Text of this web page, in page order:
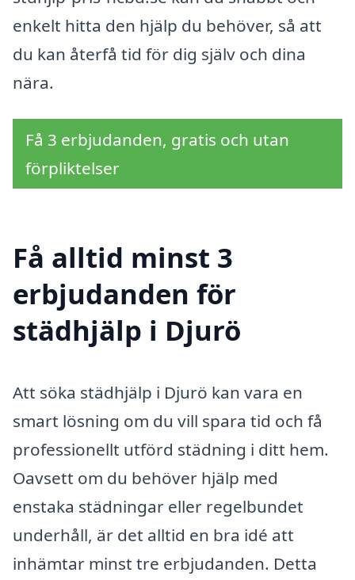
enkelt hitta den hjälp du behöver, så att
du kan återfå tid för dig själv och dina
nära.
Få 3 erbjudanden, gratis och utan
förpliktelser
Få alltid minst 3
erbjudanden för
städhjälp i Djurö
Att söka städhjälp i Djurö kan vara en
smart lösning om du vill spara tid och få
professionellt utförd städning i ditt hem.
Oavsett om du behöver hjälp med
enstaka städningar eller regelbundet
underhåll, är det alltid en bra idé att
inhämtar minst tre erbjudanden. Detta